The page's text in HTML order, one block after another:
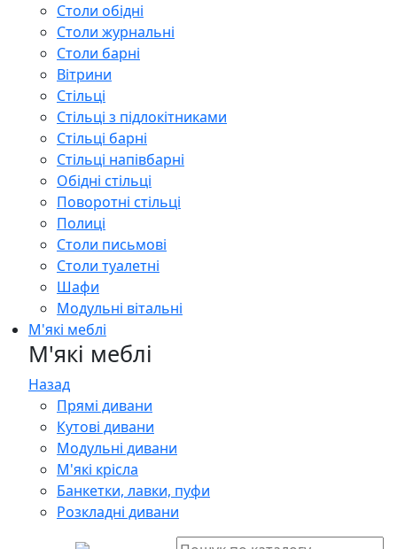
Столи обідні
Столи журнальні
Столи барні
Вітрини
Стільці
Стільці з підлокітниками
Стільці барні
Стільці напівбарні
Обідні стільці
Поворотні стільці
Полиці
Столи письмові
Столи туалетні
Шафи
Модульні вітальні
М'які меблі
М'які меблі
Назад
Прямі дивани
Кутові дивани
Модульні дивани
М'які крісла
Банкетки, лавки, пуфи
Розкладні дивани